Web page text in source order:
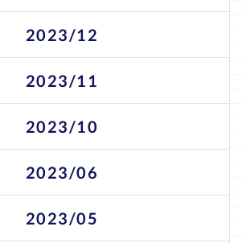
2023/12
2023/11
2023/10
2023/06
2023/05